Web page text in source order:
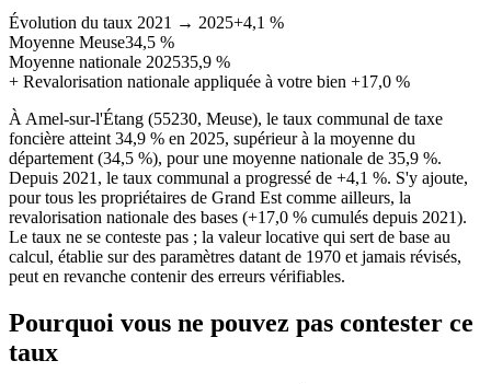
Évolution du taux 2021 → 2025+4,1 %
Moyenne Meuse34,5 %
Moyenne nationale 202535,9 %
+ Revalorisation nationale appliquée à votre bien +17,0 %
À Amel-sur-l'Étang (55230, Meuse), le taux communal de taxe
foncière atteint 34,9 % en 2025, supérieur à la moyenne du
département (34,5 %), pour une moyenne nationale de 35,9 %.
Depuis 2021, le taux communal a progressé de +4,1 %. S'y ajoute,
pour tous les propriétaires de Grand Est comme ailleurs, la
revalorisation nationale des bases (+17,0 % cumulés depuis 2021).
Le taux ne se conteste pas ; la valeur locative qui sert de base au
calcul, établie sur des paramètres datant de 1970 et jamais révisés,
peut en revanche contenir des erreurs vérifiables.
Pourquoi vous ne pouvez pas contester ce
taux